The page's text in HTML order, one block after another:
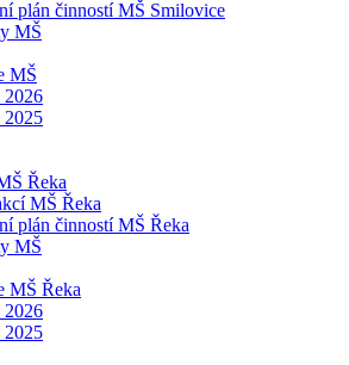
plán činností MŠ Smilovice
MŠ
MŠ
2026
2025
Řeka
MŠ Řeka
plán činností MŠ Řeka
MŠ
MŠ Řeka
2026
2025